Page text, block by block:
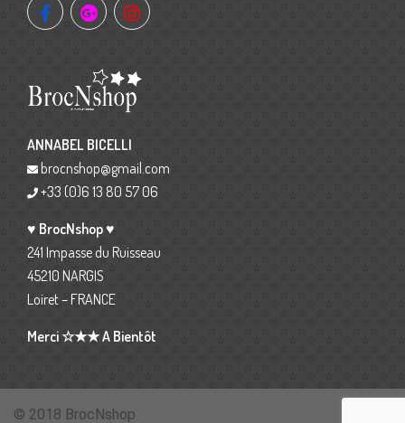
ANNABEL BICELLI
brocnshop@gmail.com
+33 (0)6 13 80 57 06
♥ BrocNshop ♥
241 Impasse du Ruisseau
45210 NARGIS
Loiret – FRANCE
Merci ☆★★ A Bientôt
© 2018 BrocNshop